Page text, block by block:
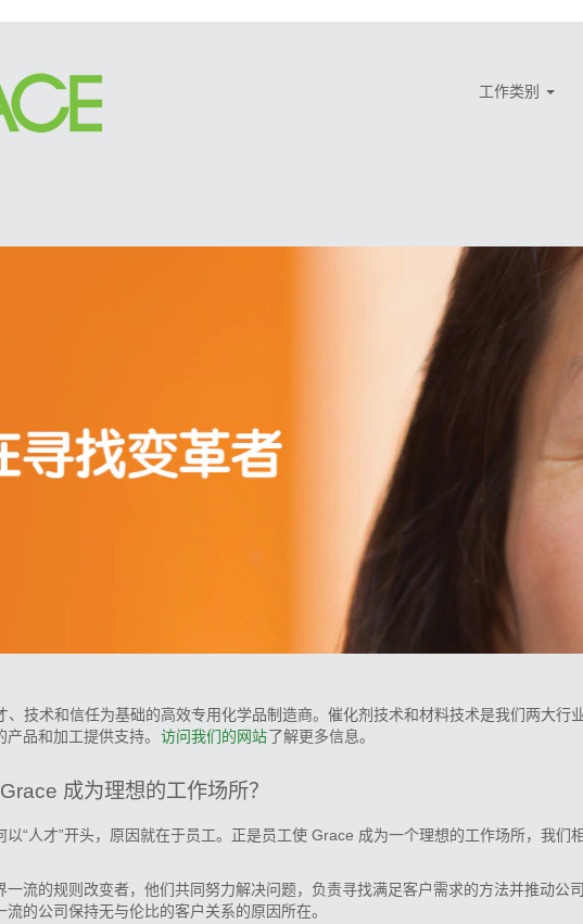
工作类别
、技术和信任为基础的高效专用化学品制造商。催化剂技术和材料技术是我们两大行
品和加工提供支持。 访问我们的网站了解更多信息。
成为理想的工作场所？
“人才”开头，原因就在于员工。正是员工使 Grace 成为一个理想的工作场所，我们
一流的规则改变者，他们共同努力解决问题，负责寻找满足客户需求的方法并推动公
流的公司保持无与伦比的客户关系的原因所在。